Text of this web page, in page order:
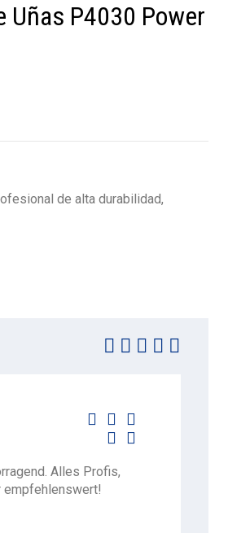
Uñas P4030 Power
de alta durabilidad,
 



Alles Profis,
empfehlenswert!